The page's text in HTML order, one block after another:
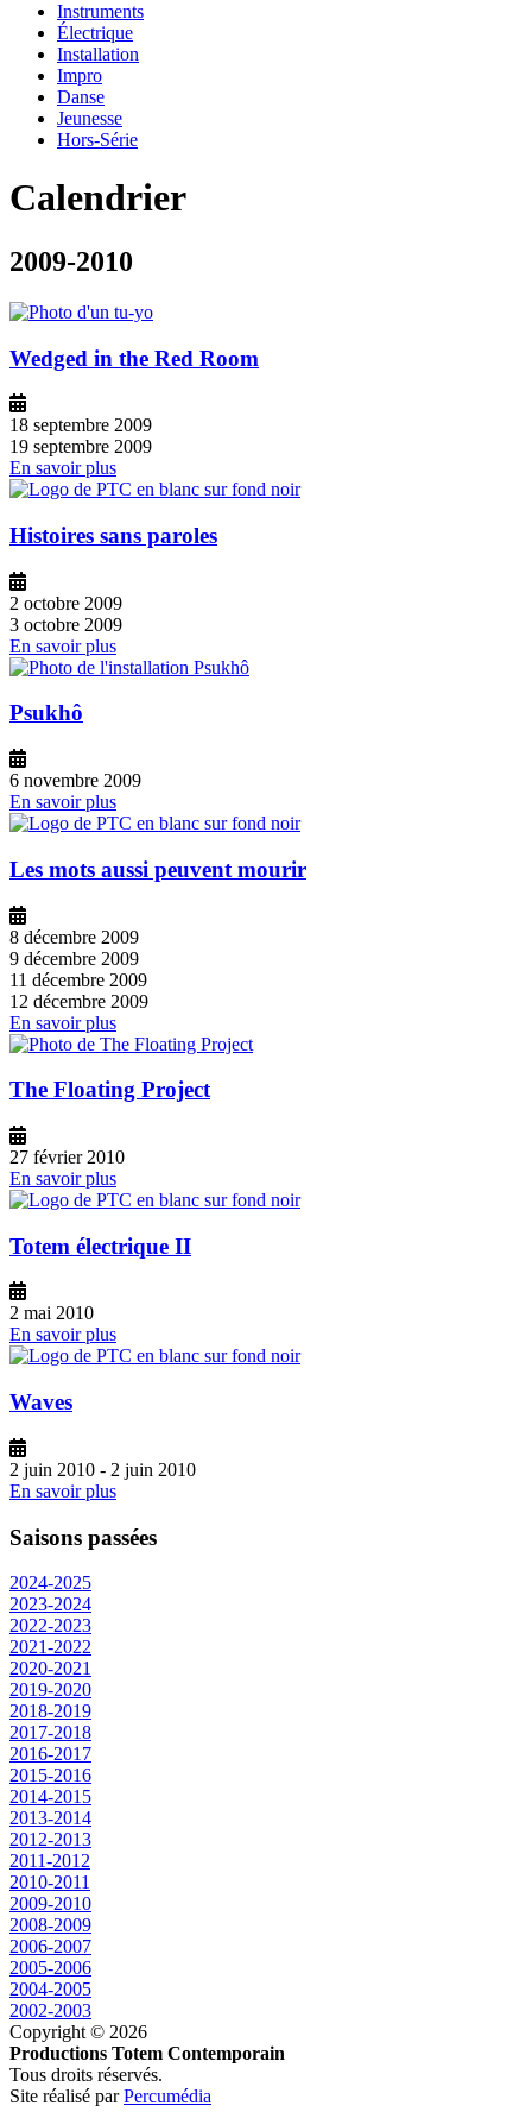
Instruments
Électrique
Installation
Impro
Danse
Jeunesse
Hors-Série
Calendrier
2009-2010
Wedged in the Red Room
18 septembre 2009
19 septembre 2009
En savoir plus
Histoires sans paroles
2 octobre 2009
3 octobre 2009
En savoir plus
Psukhô
6 novembre 2009
En savoir plus
Les mots aussi peuvent mourir
8 décembre 2009
9 décembre 2009
11 décembre 2009
12 décembre 2009
En savoir plus
The Floating Project
27 février 2010
En savoir plus
Totem électrique II
2 mai 2010
En savoir plus
Waves
2 juin 2010 - 2 juin 2010
En savoir plus
Saisons passées
2024-2025
2023-2024
2022-2023
2021-2022
2020-2021
2019-2020
2018-2019
2017-2018
2016-2017
2015-2016
2014-2015
2013-2014
2012-2013
2011-2012
2010-2011
2009-2010
2008-2009
2006-2007
2005-2006
2004-2005
2002-2003
Copyright © 2026
Productions Totem Contemporain
Tous droits réservés.
Site réalisé parPercumédia